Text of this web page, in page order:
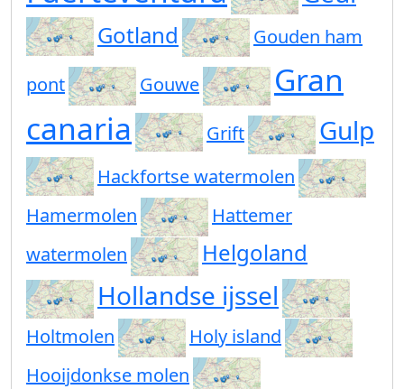
Gotland
Gouden ham
pont
Gouwe
Gran
canaria
Grift Gulp
Hackfortse watermolen
Hamermolen
Hattemer
watermolen
Helgoland
Hollandse ijssel
Holtmolen
Holy island
Hooijdonkse molen